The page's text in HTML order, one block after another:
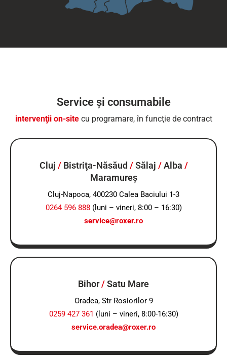
Service şi consumabile
intervenţii on-sitecu programare, în funcţie de contract
Cluj /Bistriţa-Năsăud /Sălaj /Alba /
Maramureş
Cluj-Napoca, 400230 Calea Baciului 1-3
0264 596 888(luni – vineri, 8:00 – 16:30)
service@roxer.ro
Bihor/Satu Mare
Oradea, Str Rosiorilor 9
0259 427 361 (luni – vineri, 8:00-16:30)
service.oradea@roxer.ro